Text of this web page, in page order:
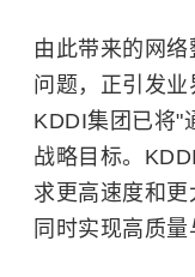
由此带来的网
问题，正引发业
KDDI集团已将"
战略目标。
求更高速度和
同时实现高质量